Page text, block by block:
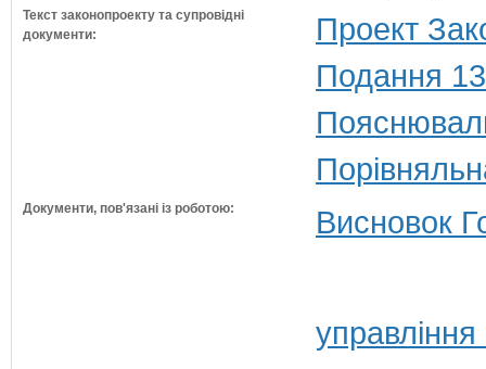
Текст законопроекту та супровідні
документи:
Проект
Подання
Документи, пов'язані із роботою: Висновок